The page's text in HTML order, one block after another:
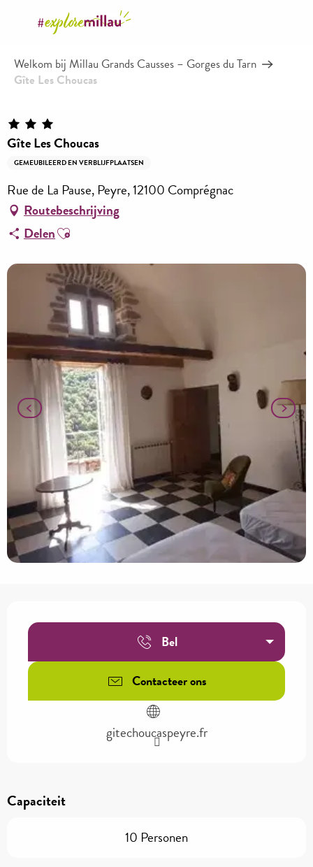
principal
Welkom bij Millau Grands Causses – Gorges du Tarn
Gîte Les Choucas
Gîte Les Choucas
GEMEUBILEERD EN VERBLIJFPLAATSEN
Rue de La Pause, Peyre, 12100 Comprégnac
Routebeschrijving
DelenAjouter aux favoris
Bel
Contacteer ons
gitechoucaspeyre.fr
Capaciteit
10 Personen